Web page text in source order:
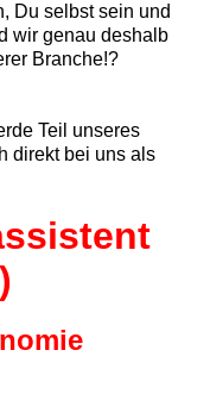
Du selbst sein und
wir genau deshalb
Branche!?
Teil unseres
direkt bei uns als